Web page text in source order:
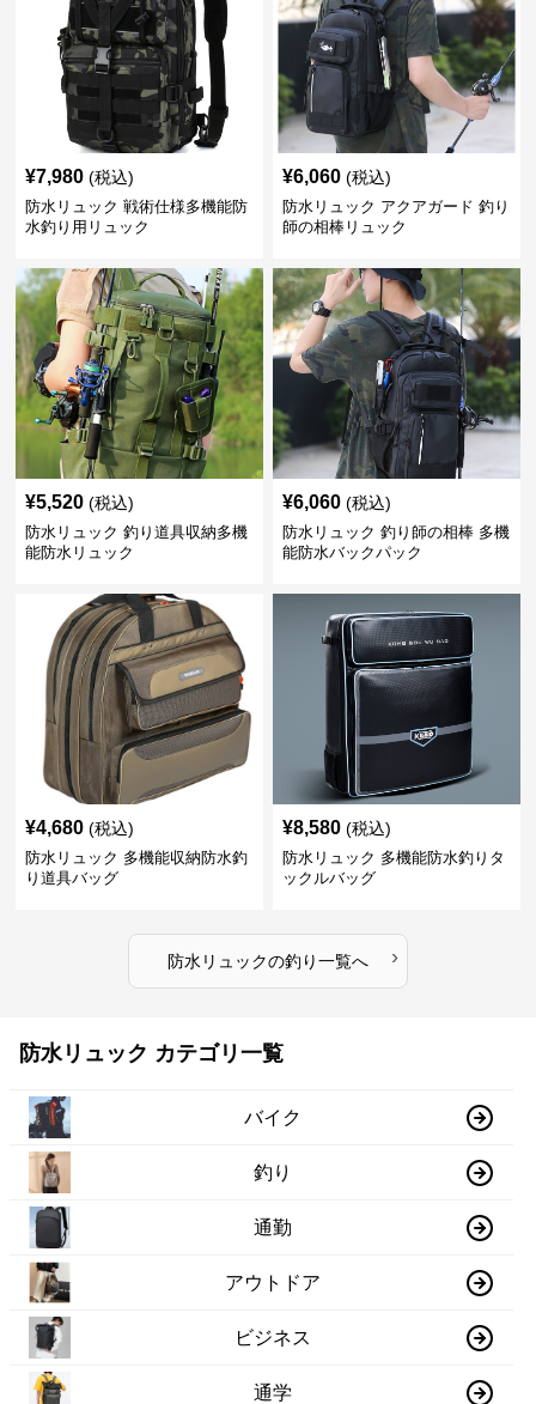
¥7,980 (税込)
防水リュック 戦術仕様多機能防
水釣り用リュック
¥6,060 (税込)
防水リュック アクアガード 釣り
師の相棒リュック
¥5,520 (税込)
防水リュック 釣り道具収納多機
能防水リュック
¥6,060 (税込)
防水リュック 釣り師の相棒 多機
能防水バックパック
¥4,680 (税込)
防水リュック 多機能収納防水釣
り道具バッグ
¥8,580 (税込)
防水リュック 多機能防水釣りタ
ックルバッグ
防水リュックの釣り一覧へ ›
防水リュック カテゴリ一覧
バイク
釣り
通勤
アウトドア
ビジネス
通学